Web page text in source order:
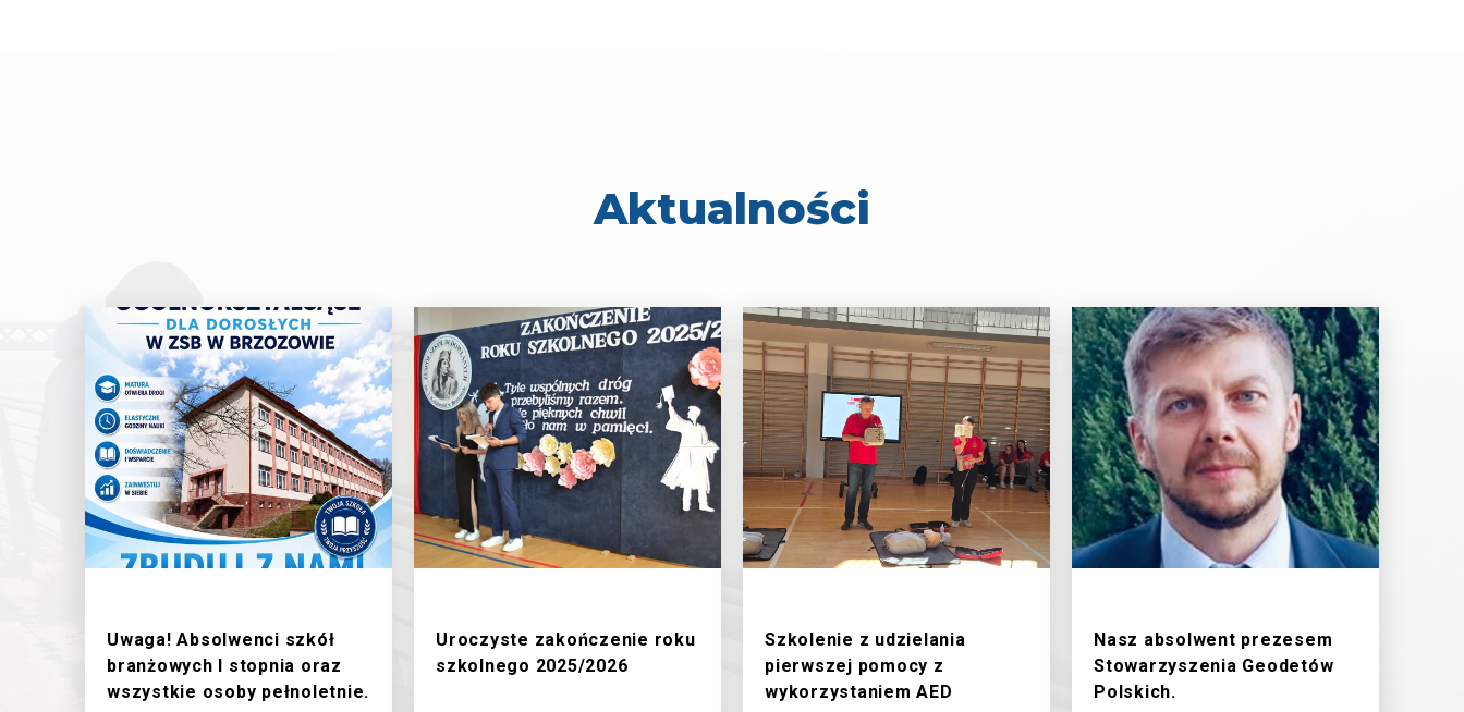
Aktualności
Uwaga! Absolwenci szkół
branżowych I stopnia oraz
wszystkie osoby pełnoletnie.
Uroczyste zakończenie roku
szkolnego 2025/2026
Szkolenie z udzielania
pierwszej pomocy z
wykorzystaniem AED
Nasz absolwent prezesem
Stowarzyszenia Geodetów
Polskich.